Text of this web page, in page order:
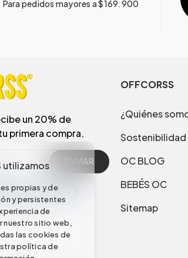
utilizamos
propias y de
y persistentes
de
nuestro sitio web,
las cookies de
política de
Para pedidos mayores a $169.900
un 20% de
primera compra.
ENVIAR
OFFCORSS
¿Quiénes
Sostenibilidad
OC BLOG
BEBÉS OC
Sitemap